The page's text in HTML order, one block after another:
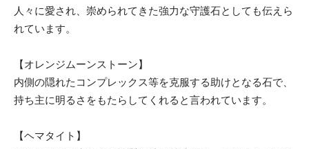
人々に愛され、崇められてきた強力な守護石としても伝えら
れています。
【オレンジムーンストーン】
内側の隠れたコンプレックス等を克服する助けとなる石で、
持ち主に明るさをもたらしてくれると言われています。
【ヘマタイト】